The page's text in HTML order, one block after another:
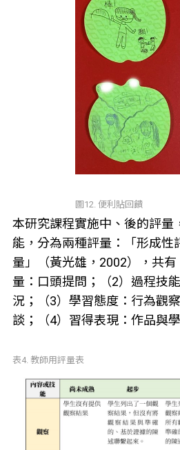
圖12. 便利貼回饋
本研究課程實施中、後的評量
能，分為兩種評量：「形成性
量」（黃光雄，2002），共
量：口頭提問；（2）過程技
況；（3）學習態度：行為觀
談；（4）習得表現：作品與
表4. 教師用評量表